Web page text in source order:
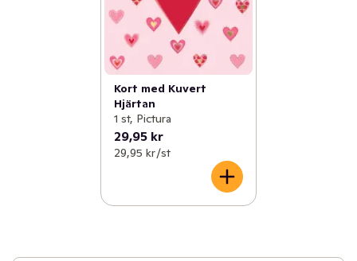
Kort med Kuvert
Hjärtan
1 st, Pictura
29,95 kr
29,95 kr /st